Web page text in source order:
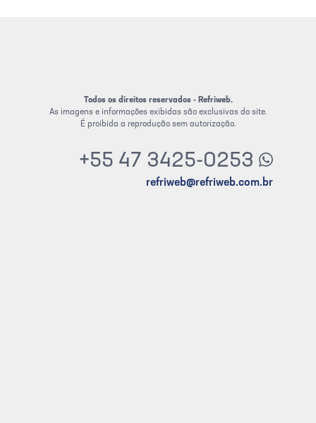
Todos os direitos reservados - Refriweb.
As imagens e informações exibidas são exclusivas do site.
É proibida a reprodução sem autorização.
+55 47 3425-0253
refriweb@refriweb.com.br